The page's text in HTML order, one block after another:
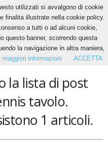
la lista di post
tavolo.
1 articoli.
utilizzati si avvalgono di cookie
finalita illustrate nella cookie policy.
a tutti o ad alcuni cookie,
questo banner, scorrendo questa
la navigazione in altra maniera,
maggiori informazioni ACCETTA